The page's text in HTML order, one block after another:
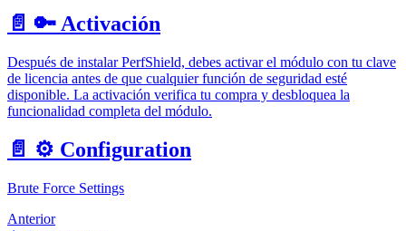
📄️ 🔑 Activación
Después de instalar PerfShield, debes activar el módulo con tu clave
de licencia antes de que cualquier función de seguridad esté
disponible. La activación verifica tu compra y desbloquea la
funcionalidad completa del módulo.
📄️ ⚙️ Configuration
Brute Force Settings
Anterior